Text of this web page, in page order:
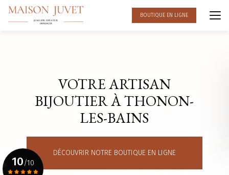
Aller
contenu
BOUTIQUE EN LIGNE
VOTRE ARTISAN
BIJOUTIER À THONON-
LES-BAINS
DÉCOUVRIR NOTRE BOUTIQUE EN LIGNE
10/10